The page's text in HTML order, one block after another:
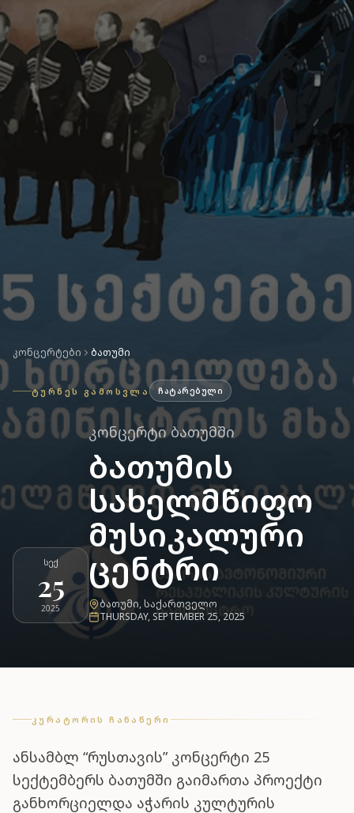
ᲙᲝᲜᲪᲔᲠᲢᲔᲑᲘ ᲑᲐᲗᲣᲛᲘ
ᲢᲣᲠᲜᲔᲡ ᲒᲐᲛᲝᲡᲕᲚᲐ ᲩᲐᲢᲐᲠᲔᲑᲣᲚᲘ
ᲡᲔᲥ
25
2025
ᲙᲝᲜᲪᲔᲠᲢᲘ ᲑᲐᲗᲣᲛᲨᲘ
ბათუმის
სახელმწიფო
მუსიკალური
ცენტრი
ᲑᲐᲗᲣᲛᲘ,ᲡᲐᲥᲐᲠᲗᲕᲔᲚᲝ
THURSDAY, SEPTEMBER 25, 2025
ᲙᲣᲠᲐᲢᲝᲠᲘᲡ ᲩᲐᲜᲐᲬᲔᲠᲘ
ანსამბლ “რუსთავის” კონცერტი 25
სექტემბერს ბათუმში გაიმართა პროექტი
განხორციელდა აჭარის კულტურის